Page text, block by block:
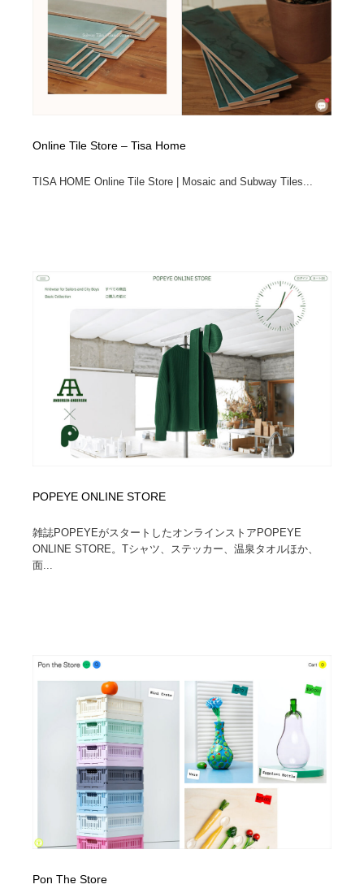
Online Tile Store – Tisa Home
TISA HOME Online Tile Store | Mosaic and Subway Tiles...
POPEYE ONLINE STORE
雑誌POPEYEがスタートしたオンラインストアPOPEYE
ONLINE STORE。Tシャツ、ステッカー、温泉タオルほか、
面...
Pon The Store